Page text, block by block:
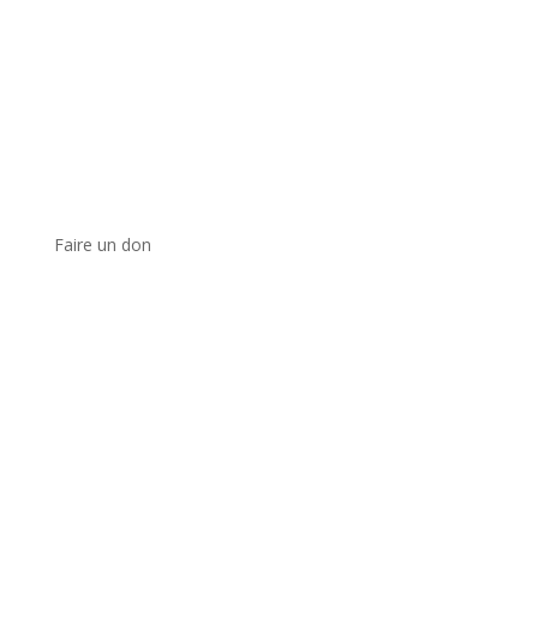
Faire un don